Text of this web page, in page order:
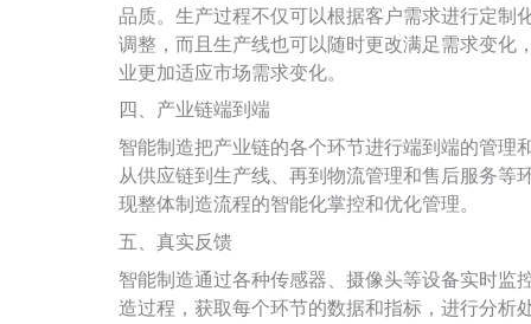
品质。生产过程不仅可以根据客户需求进行定制
调整，而且生产线也可以随时更改满足需求变化
业更加适应市场需求变化。
四、产业链端到端
智能制造把产业链的各个环节进行端到端的管理
从供应链到生产线、再到物流管理和售后服务等
现整体制造流程的智能化掌控和优化管理。
五、真实反馈
智能制造通过各种传感器、摄像头等设备实时监
造过程，获取每个环节的数据和指标，进行分析